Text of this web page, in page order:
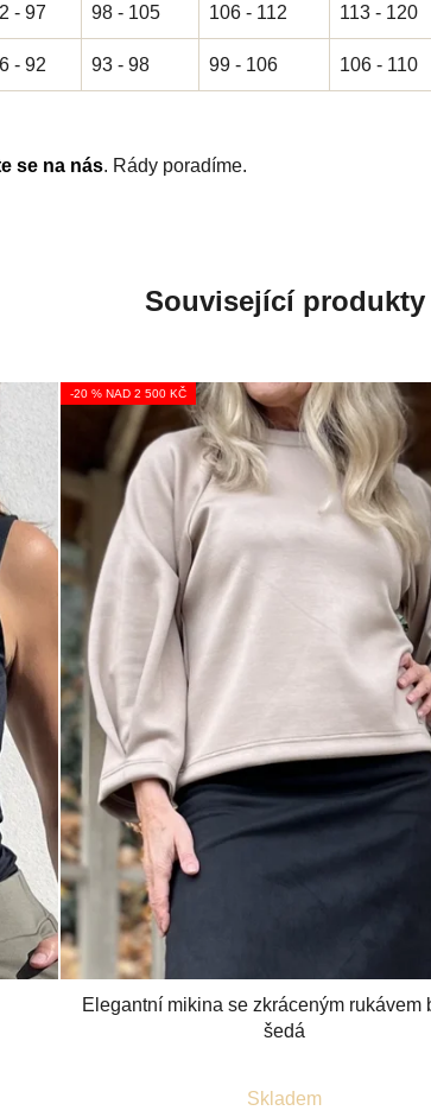
- 97 98 - 105 106 - 112 113 - 120
- 92 93 - 98 99 - 106 106 - 110
se na nás. Rády poradíme.
Související produkty
-20 % NAD 2 500 KČ
Elegantní mikina se zkráceným rukávem
šedá
hodnocení
Skladem